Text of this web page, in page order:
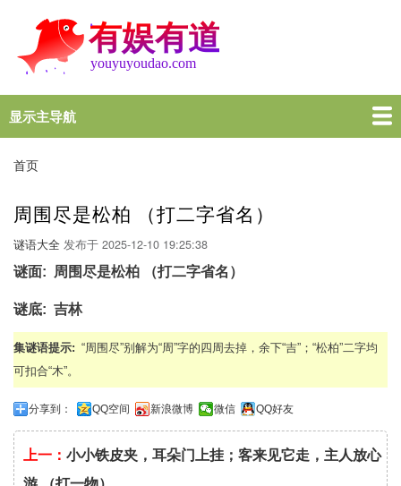
转
到
要
容
Main
navigation
显示主导航
首页
谜语大全
脑筋急转弯
歇后语
十万个为什么
一图一句
名言名句
十万个为什么
屑
首页
周围尽是松柏 （打二字省名）
谜语大全 发布于 2025-12-10 19:25:38
谜面
周围尽是松柏 （打二字省名）
谜底 吉林
集谜语提示
“周围尽”别解为“周”字的四周去掉，余下“吉”；“松柏”二字均
可扣合“木”。
分享到： QQ空间 新浪微博 微信 QQ好友
上一： 小小铁皮夹，耳朵门上挂；客来见它走，主人放心